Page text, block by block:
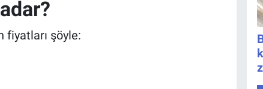
fiyatları şöyle: